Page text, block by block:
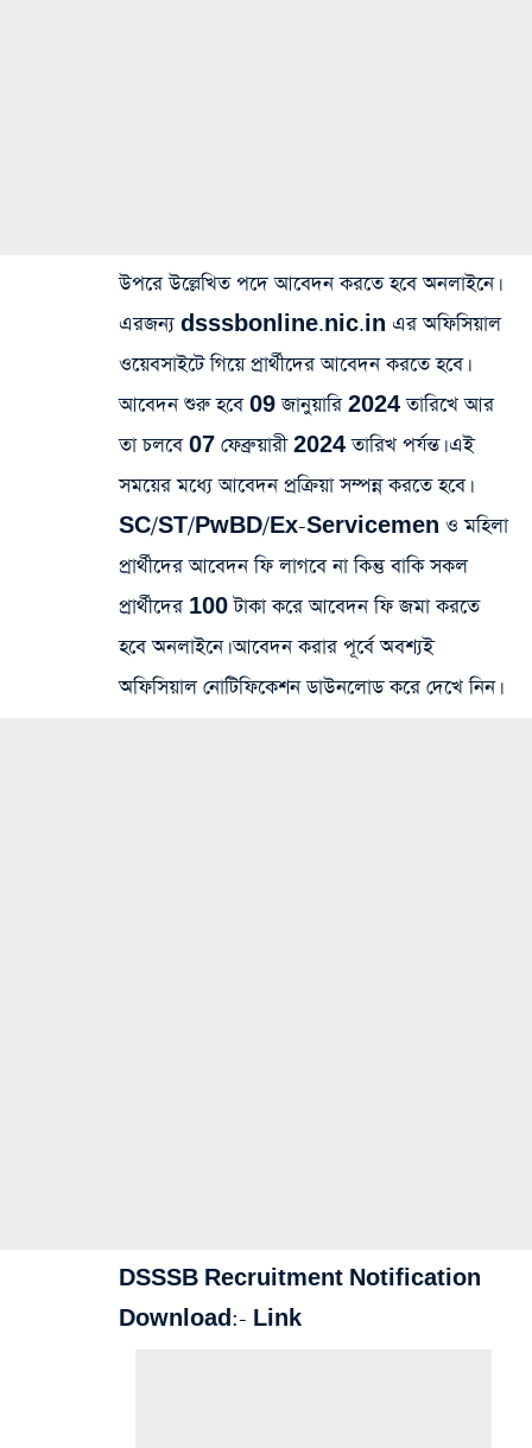
উপরে উল্লেখিত পদে আবেদন করতে হবে অনলাইনে।
এরজন্য dsssbonline.nic.in এর অফিসিয়াল
ওয়েবসাইটে গিয়ে প্রার্থীদের আবেদন করতে হবে।
আবেদন শুরু হবে 09 জানুয়ারি 2024 তারিখে আর
তা চলবে 07 ফেব্রুয়ারী 2024 তারিখ পর্যন্ত। এই
সময়ের মধ্যে আবেদন প্রক্রিয়া সম্পন্ন করতে হবে।
SC/ST/PwBD/Ex-Servicemen ও মহিলা
প্রার্থীদের আবেদন ফি লাগবে না কিন্তু বাকি সকল
প্রার্থীদের 100 টাকা করে আবেদন ফি জমা করতে
হবে অনলাইনে। আবেদন করার পূর্বে অবশ্যই
অফিসিয়াল নোটিফিকেশন ডাউনলোড করে দেখে নিন।
DSSSB Recruitment Notification
Download:- Link